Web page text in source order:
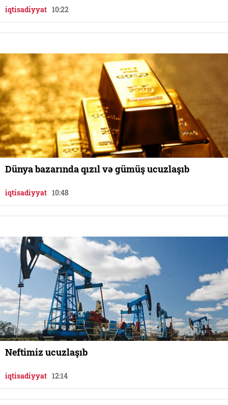
iqtisadiyyat 10:22
Dünya bazarında qızıl və gümüş ucuzlaşıb
iqtisadiyyat 10:48
Neftimiz ucuzlaşıb
iqtisadiyyat 12:14